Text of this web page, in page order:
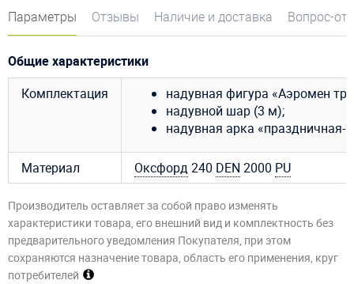
Параметры Отзывы Наличие и доставка Вопрос-
Общие характеристики
Комплектация
надувная фигура «Аэромен
надувной шар (3 м);
надувная арка «праздничная-
Материал Оксфорд240 DEN 2000 PU
Производитель оставляет за собой право изменять
характеристики товара, его внешний вид и комплектность без
предварительного уведомления Покупателя, при этом
сохраняются назначение товара, область его применения, круг
потребителей